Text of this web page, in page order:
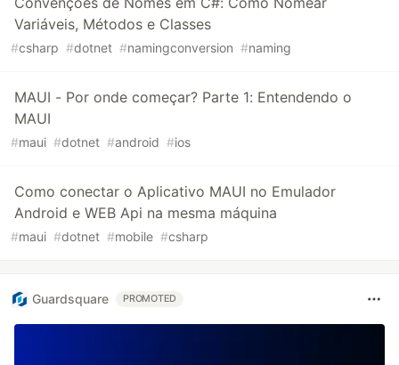
Variáveis, Métodos e Classes
#csharp #dotnet #namingconversion #naming
MAUI - Por onde começar? Parte 1: Entendendo o
MAUI
#maui #dotnet #android #ios
Como conectar o Aplicativo MAUI no Emulador
Android e WEB Api na mesma máquina
#maui #dotnet #mobile #csharp
Guardsquare PROMOTED